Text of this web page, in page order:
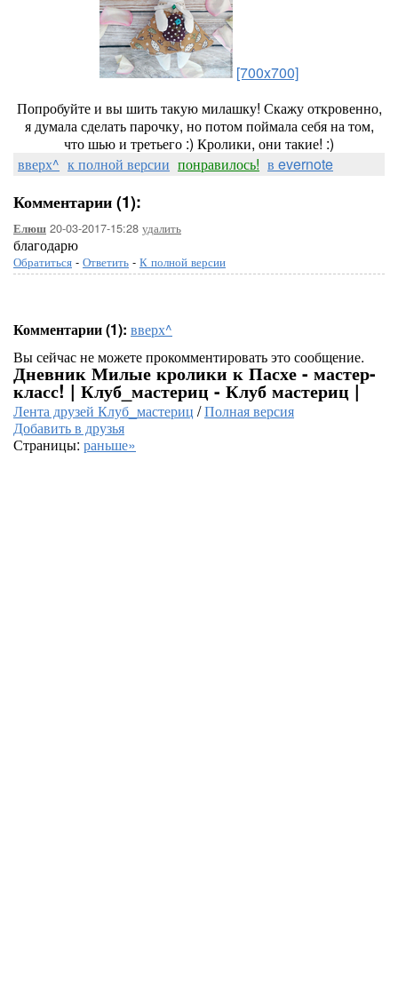
[700x700]
Попробуйте и вы шить такую милашку! Скажу откровенно,
я думала сделать парочку, но потом поймала себя на том,
что шью и третьего :) Кролики, они такие! :)
вверх^ к полной версии понравилось! в evernote
Комментарии (1):
Елюш 20-03-2017-15:28 удалить
благодарю
Обратиться - Ответить - К полной версии
Комментарии (1): вверх^
Вы сейчас не можете прокомментировать это сообщение.
Дневник Милые кролики к Пасхе - мастер-
класс! | Клуб_мастериц - Клуб мастериц |
Лента друзей Клуб_мастериц /Полная версия
Добавить в друзья
Страницы: раньше»